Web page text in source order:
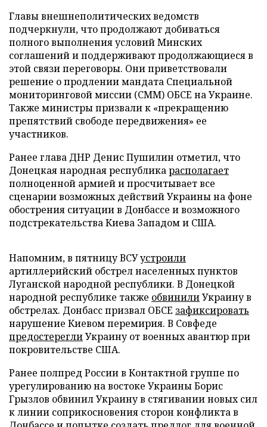
Главы внешнеполитических ведомств
подчеркнули, что продолжают добиваться
полного выполнения условий Минских
соглашений и поддерживают продолжающиеся в
этой связи переговоры. Они приветствовали
решение о продлении мандата Специальной
мониторинговой миссии (СММ) ОБСЕ на Украине.
Также министры призвали к «прекращению
препятствий свободе передвижения» ее
участников.
Ранее глава ДНР Денис Пушилин отметил, что
Донецкая народная республикарасполагает
полноценной армией и просчитывает все
сценарии возможных действий Украины на фоне
обострения ситуации в Донбассе и возможного
подстрекательства Киева Западом и США.
Напомним, в пятницу ВСУустроили
артиллерийский обстрел населенных пунктов
Луганской народной республики. В Донецкой
народной республике также обвинилиУкраину в
обстрелах. Донбасс призвал ОБСЕ зафиксировать
нарушение Киевом перемирия. В Совфеде
предостереглиУкраину от военных авантюр при
покровительстве США.
Ранее полпред России в Контактной группе по
урегулированию на востоке Украины Борис
Грызлов обвинил Украину в стягивании новых сил
к линии соприкосновения сторон конфликта в